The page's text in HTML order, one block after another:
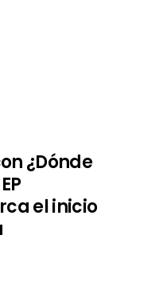
¿Dónde
el inicio